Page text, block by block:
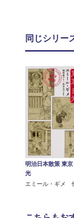
同じシリー
明治日本散策 東京
光
エミール・ギメ